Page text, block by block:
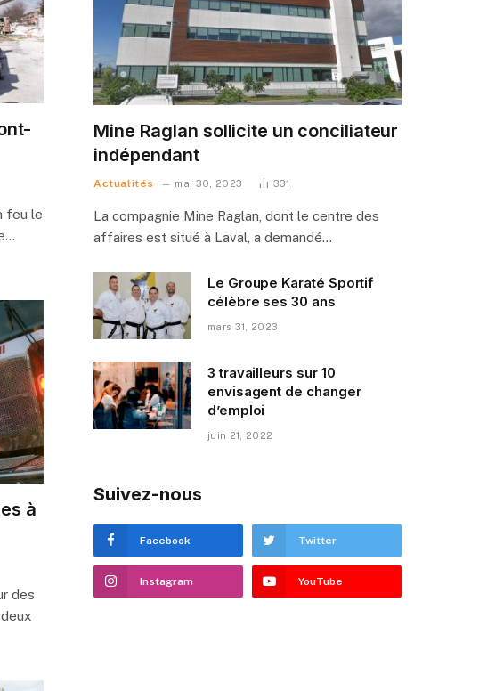
feu le
à
des
Mine Raglan sollicite un conciliateur
indépendant
Actualités mai 30, 2023 331
La compagnie Mine Raglan, dont le centre des
affaires est situé à Laval, a demandé…
Le Groupe Karaté Sportif
célèbre ses 30 ans
mars 31, 2023
3 travailleurs sur 10
envisagent de changer
d’emploi
juin 21, 2022
Suivez-nous
Facebook Twitter
Instagram YouTube